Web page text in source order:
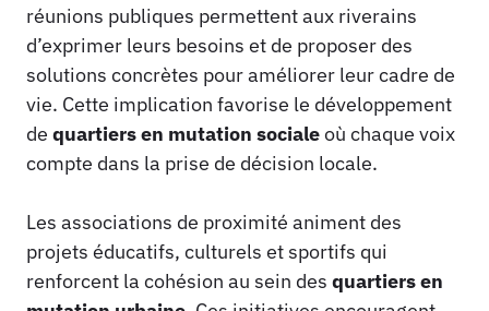
réunions publiques permettent aux riverains
d’exprimer leurs besoins et de proposer des
solutions concrètes pour améliorer leur cadre de
vie. Cette implication favorise le développement
de quartiers en mutation socialeoù chaque voix
compte dans la prise de décision locale.
Les associations de proximité animent des
projets éducatifs, culturels et sportifs qui
renforcent la cohésion au sein des quartiers en